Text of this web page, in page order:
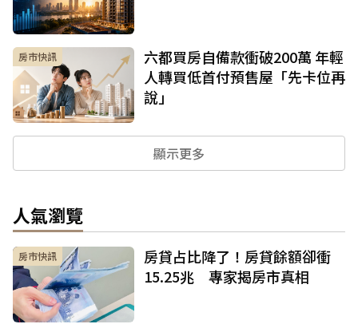
房市快訊
六都買房自備款衝破200萬 年輕
人轉買低首付預售屋「先卡位再
說」
顯示更多
人氣瀏覽
房市快訊
房貸占比降了！房貸餘額卻衝
15.25兆 專家揭房市真相